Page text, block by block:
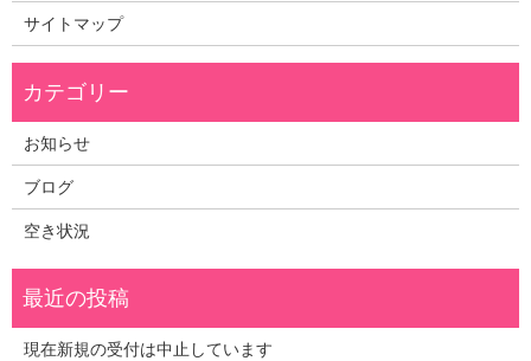
サイトマップ
お知らせ
ブログ
空き状況
現在新規の受付は中止しています